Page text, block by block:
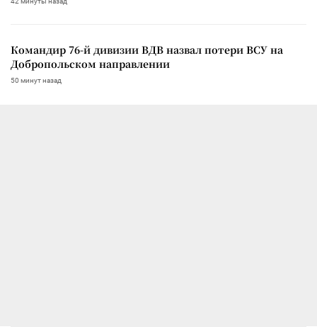
Командир 76-й дивизии ВДВ назвал потери ВСУ на
Добропольском направлении
50 минут назад